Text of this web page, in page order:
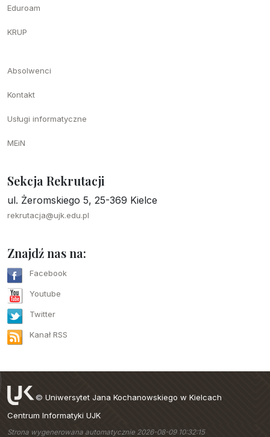
Eduroam
KRUP
Absolwenci
Kontakt
Usługi informatyczne
MEiN
Sekcja Rekrutacji
ul. Żeromskiego 5, 25-369 Kielce
rekrutacja@ujk.edu.pl
Znajdź nas na:
Facebook
Youtube
Twitter
Kanał RSS
© Uniwersytet Jana Kochanowskiego w Kielcach
Centrum Informatyki UJK
Strona wygenerowana automatycznie 2026-08-09 10:32:15